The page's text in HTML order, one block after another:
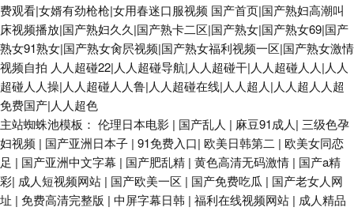
费观看|女婿有劲枪枪|女用春迷口服视频 国产首页|国产熟妇高潮叫
床视频播放|国产熟妇久久|国产熟卡二区|国产熟女|国产熟女69|国产
熟女91熟女|国产熟女肏屄视频|国产熟女福利视频一区|国产熟女激情
视频自拍 人人超碰22|人人超碰导航|人人超碰干|人人超碰人人|人人
超碰人人操|人人超碰人人鲁|人人超碰在线|人人超人|人人超人人超
免费国产|人人超色
主站蜘蛛池模板： 伦理日本电影 | 国产乱人 | 麻豆91成人| 三级色孕
妇视频 | 国产亚洲日本子 | 91免费入口| 欧美日韩第二 | 欧美女同恋
足 | 国产亚洲中文字幕 | 国产肥乱精 | 黄色高清无码激情 | 国产a精
彩| 成人短视频网站 | 国产欧美一区 | 国产免费吃瓜 | 国产老女人网
址 | 免费高清完整版 | 中屏字幕日韩 | 福利在线视频网站 | 成人精品